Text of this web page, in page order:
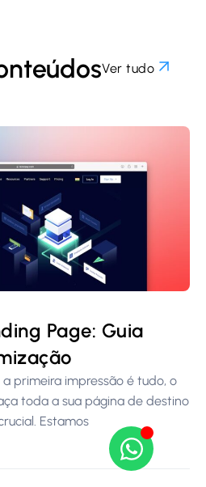
Ver tudo
Page: Guia
primeira impressão é tudo, o
toda a sua página de destino
Estamos